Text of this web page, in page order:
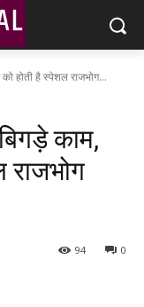
होती है स्पेशल राजभोग...
काम,
राजभोग
0
94